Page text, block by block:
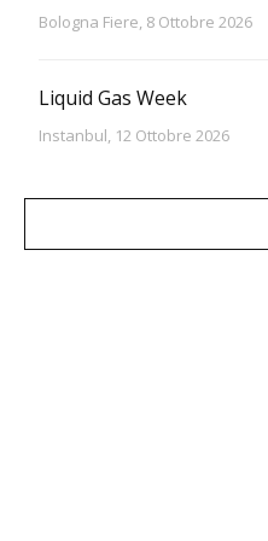
Bologna Fiere, 8 Ottobre 2026
Liquid Gas Week
Instanbul, 12 Ottobre 2026